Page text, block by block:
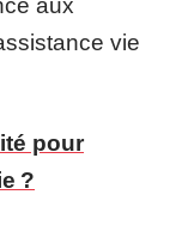
vie
pour
?